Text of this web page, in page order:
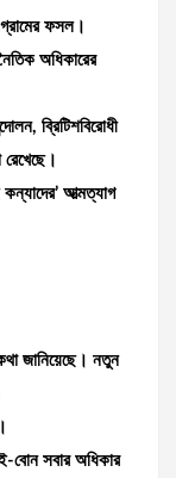
ফসল।
অধিকারের
ব্রিটিশবিরোধী
আত্মত্যাগ
জানিয়েছে। নতুন
বোন সবার অধিকার